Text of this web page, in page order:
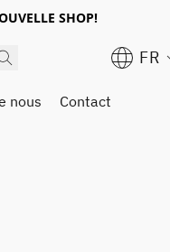
SHOP!
FR
nous Contact